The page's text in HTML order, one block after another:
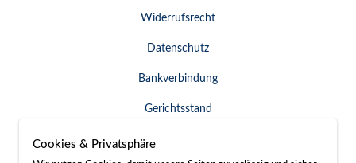
Widerrufsrecht
Datenschutz
Bankverbindung
Gerichtsstand
Widerruf erklären
Cookies & Privatsphäre